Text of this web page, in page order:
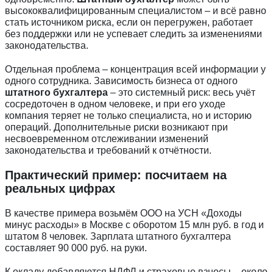
высококвалифицированным специалистом – и всё равно
стать источником риска, если он перегружен, работает
без поддержки или не успевает следить за изменениями
законодательства.
Отдельная проблема – концентрация всей информации у
одного сотрудника. Зависимость бизнеса от одного
штатного бухгалтера – это системный риск: весь учёт
сосредоточен в одном человеке, и при его уходе
компания теряет не только специалиста, но и историю
операций. Дополнительные риски возникают при
несвоевременном отслеживании изменений
законодательства и требований к отчётности.
Практический пример: посчитаем на
реальных цифрах
В качестве примера возьмём ООО на УСН «Доходы
минус расходы» в Москве с оборотом 15 млн руб. в год и
штатом 8 человек. Зарплата штатного бухгалтера
составляет 90 000 руб. на руки.
Введите ваш номер телефона и мы вам
перезвоним!
Принимаю Политику конфиденциальности
ДаюСогласие на обработку персональных данных